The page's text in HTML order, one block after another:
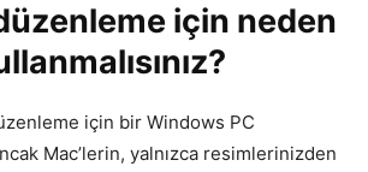
için neden
için bir Windows PC
Mac’lerin, yalnızca resimlerinizden